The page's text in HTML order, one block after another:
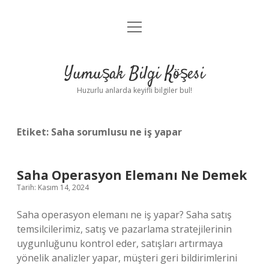
Anasayfa
Yasal Uyarı
menüyü
Yumuşak Bilgi Köşesi
Huzurlu anlarda keyifli bilgiler bul!
Etiket: Saha sorumlusu ne iş yapar
Saha Operasyon Elemanı Ne Demek
Tarih: Kasım 14, 2024
Saha operasyon elemanı ne iş yapar? Saha satış
temsilcilerimiz, satış ve pazarlama stratejilerinin
uygunluğunu kontrol eder, satışları artırmaya
yönelik analizler yapar, müşteri geri bildirimlerini